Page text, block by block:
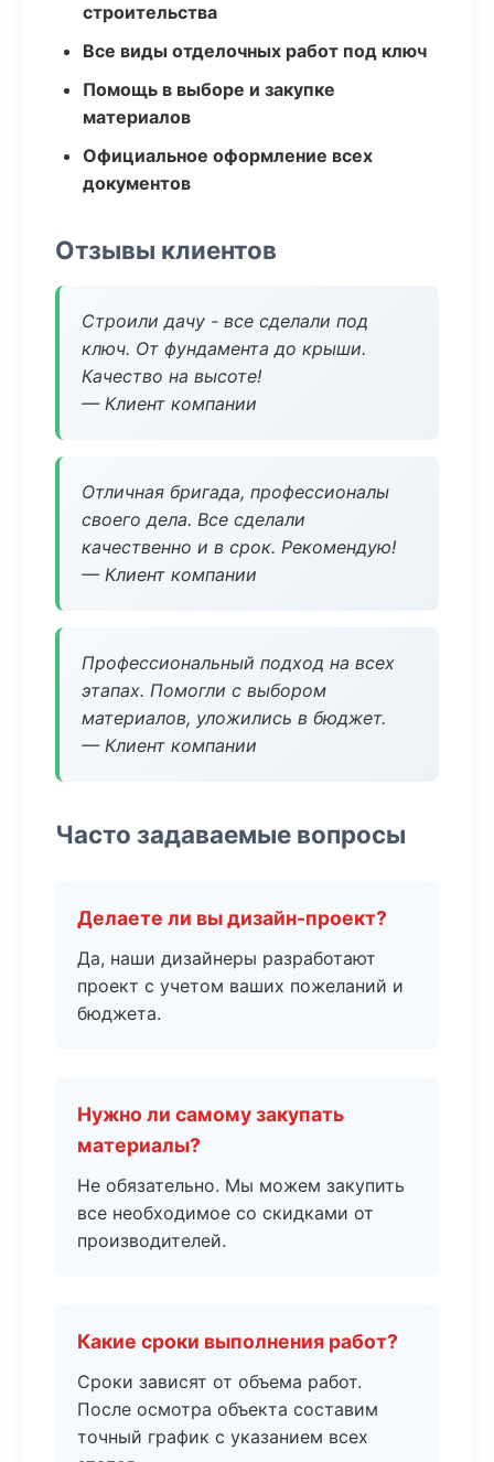
строительства
Все виды отделочных работ под ключ
Помощь в выборе и закупке
материалов
Официальное оформление всех
документов
Отзывы клиентов
Строили дачу - все сделали под
ключ. От фундамента до крыши.
Качество на высоте!
— Клиент компании
Отличная бригада, профессионалы
своего дела. Все сделали
качественно и в срок. Рекомендую!
— Клиент компании
Профессиональный подход на всех
этапах. Помогли с выбором
материалов, уложились в бюджет.
— Клиент компании
Часто задаваемые вопросы
Делаете ли вы дизайн-проект?
Да, наши дизайнеры разработают
проект с учетом ваших пожеланий и
бюджета.
Нужно ли самому закупать
материалы?
Не обязательно. Мы можем закупить
все необходимое со скидками от
производителей.
Какие сроки выполнения работ?
Сроки зависят от объема работ.
После осмотра объекта составим
точный график с указанием всех